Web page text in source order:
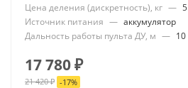
Цена деления (дискретность), кг — 5
Источник питания — аккумулятор
Дальность работы пульта ДУ, м — 10
17 780₽
21 420₽ -17%